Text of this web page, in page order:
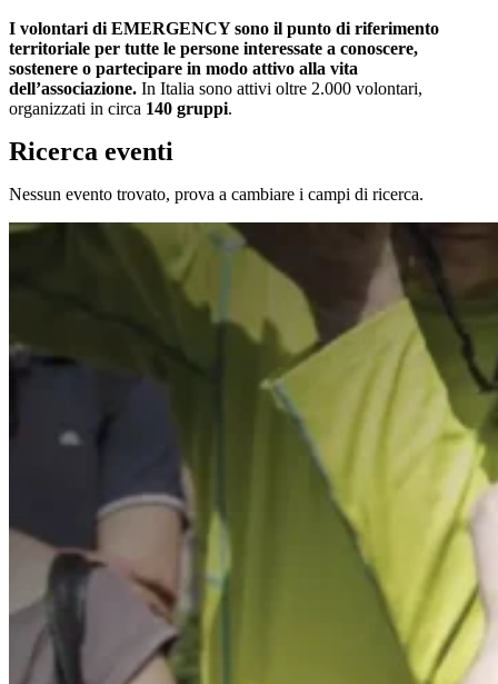
I volontari di EMERGENCY sono il punto di riferimento
territoriale per tutte le persone interessate a conoscere,
sostenere o partecipare in modo attivo alla vita
dell’associazione. In Italia sono attivi oltre 2.000 volontari,
organizzati in circa 140 gruppi.
Ricerca eventi
Nessun evento trovato, prova a cambiare i campi di ricerca.